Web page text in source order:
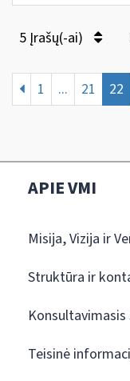
5 Įrašų(-ai)
1 ... 21 22
APIE VMI
Misija, Vizija ir
Struktūra ir
Teisinė